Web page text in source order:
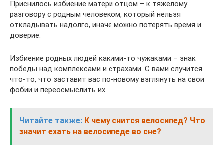
Приснилось избиение матери отцом – к тяжелому
разговору с родным человеком, который нельзя
откладывать надолго, иначе можно потерять время и
доверие.
Избиение родных людей какими-то чужаками – знак
победы над комплексами и страхами. С вами случится
что-то, что заставит вас по-новому взглянуть на свои
фобии и переосмыслить их.
Читайте также: К чему снится велосипед? Что
значит ехать на велосипеде во сне?